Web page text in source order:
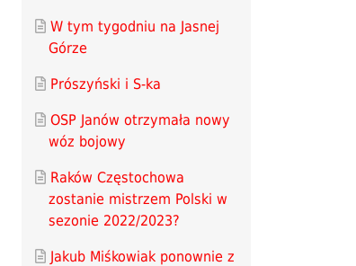
W tym tygodniu na Jasnej
Górze
Prószyński i S-ka
OSP Janów otrzymała nowy
wóz bojowy
Raków Częstochowa
zostanie mistrzem Polski w
sezonie 2022/2023?
Jakub Miśkowiak ponownie z